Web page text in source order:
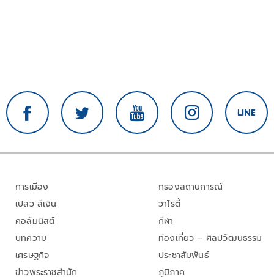
การเมือง
เปลว สีเงิน
คอลัมนิสต์
บทความ
เศรษฐกิจ
ข่าวพระราชสำนัก
กรองสถานการณ์
วาไรตี้
กีฬา
ท่องเที่ยว – ศิลปวัฒนธรรม
ประชาสัมพันธ์
ภูมิภาค